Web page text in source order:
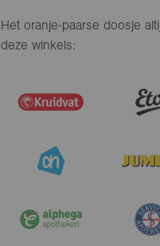
Het oranje-paarse doosje
deze winkels: